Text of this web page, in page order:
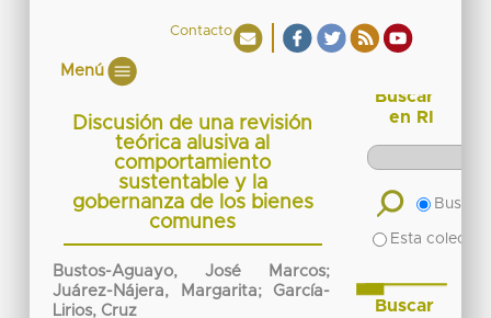
Contacto
Menú
Discusión de una revisión
teórica alusiva al
comportamiento
sustentable y la
gobernanza de los bienes
comunes
Bustos-Aguayo, José Marcos;
Juárez-Nájera, Margarita; García-
Lirios, Cruz
Buscar
en RI
Buscar
Esta
Buscar